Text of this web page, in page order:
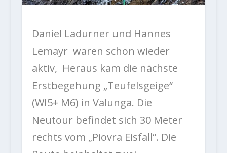
Daniel Ladurner und Hannes
Lemayr waren schon wieder
aktiv, Heraus kam die nächste
Erstbegehung „Teufelsgeige“
(WI5+ M6) in Valunga. Die
Neutour befindet sich 30 Meter
rechts vom „Piovra Eisfall“. Die